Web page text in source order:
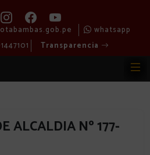
whatsapp
Transparencia
ALCALDIA Nº 177-